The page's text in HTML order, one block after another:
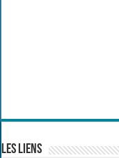
Les liens